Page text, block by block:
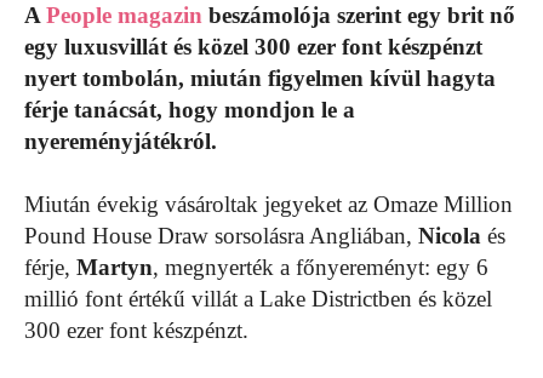
A People magazin beszámolója szerint egy brit nő
egy luxusvillát és közel 300 ezer font készpénzt
nyert tombolán, miután figyelmen kívül hagyta
férje tanácsát, hogy mondjon le a
nyereményjátékról.
Miután évekig vásároltak jegyeket az Omaze Million
Pound House Draw sorsolásra Angliában, Nicola és
férje, Martyn, megnyerték a főnyereményt: egy 6
millió font értékű villát a Lake Districtben és közel
300 ezer font készpénzt.